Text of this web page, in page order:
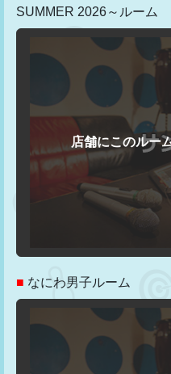
SUMMER 2026～ルーム
■ なにわ男子ルーム